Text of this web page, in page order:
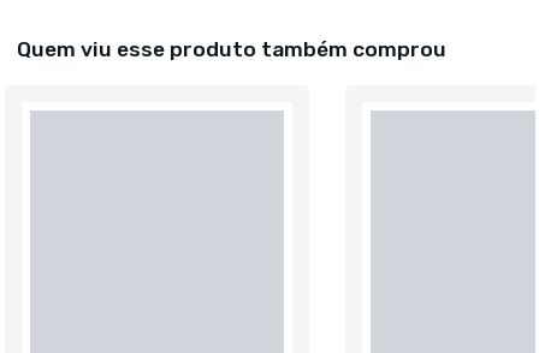
Quem viu esse produto também comprou